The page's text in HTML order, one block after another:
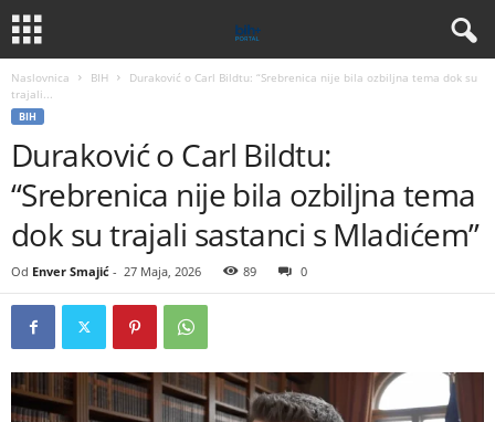
Naslovnica BIH
Duraković o Carl Bildtu: “Srebrenica nije bila ozbiljna tema dok su
trajali...
BIH
Duraković o Carl Bildtu:
“Srebrenica nije bila ozbiljna tema
dok su trajali sastanci s Mladićem”
Od Enver Smajić - 27 Maja, 2026 89 0